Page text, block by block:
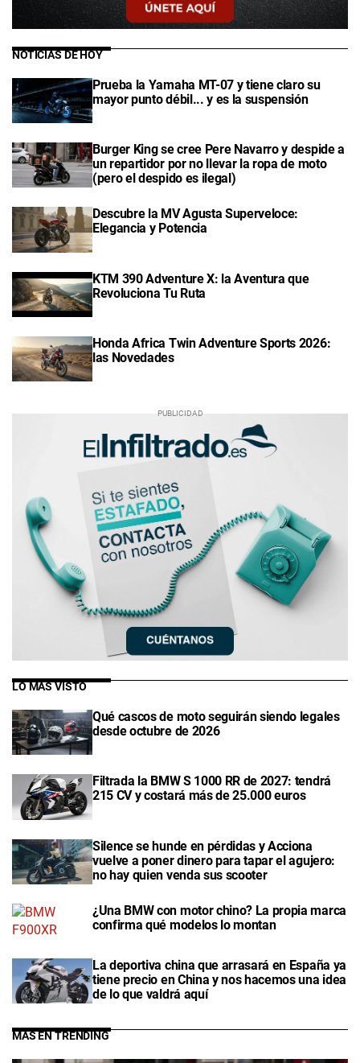
NOTICIAS DE HOY
Prueba la Yamaha MT-07 y tiene claro su
mayor punto débil... y es la suspensión
Burger King se cree Pere Navarro y despide a
un repartidor por no llevar la ropa de moto
(pero el despido es ilegal)
Descubre la MV Agusta Superveloce:
Elegancia y Potencia
KTM 390 Adventure X: la Aventura que
Revoluciona Tu Ruta
Honda Africa Twin Adventure Sports 2026:
las Novedades
LO MÁS VISTO
Qué cascos de moto seguirán siendo legales
desde octubre de 2026
Filtrada la BMW S 1000 RR de 2027: tendrá
215 CV y costará más de 25.000 euros
Silence se hunde en pérdidas y Acciona
vuelve a poner dinero para tapar el agujero:
no hay quien venda sus scooter
¿Una BMW con motor chino? La propia marca
confirma qué modelos lo montan
La deportiva china que arrasará en España ya
tiene precio en China y nos hacemos una idea
de lo que valdrá aquí
MÁS EN TRENDING